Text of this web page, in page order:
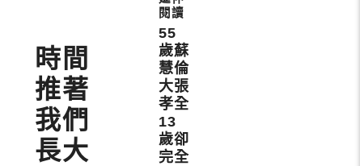
時間
推著
我們
長大
55
歲蘇
慧倫
大張
孝全
13
歲卻
完全